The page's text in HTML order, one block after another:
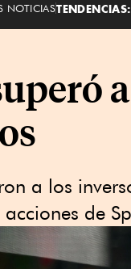
NOTICIASTENDENCIAS:
a los
de